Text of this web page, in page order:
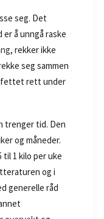
seg. Det
å unngå raske
, rekker ikke
seg sammen
rett under
trenger tid. Den
og måneder.
1 kilo per uke
og i
generelle råd